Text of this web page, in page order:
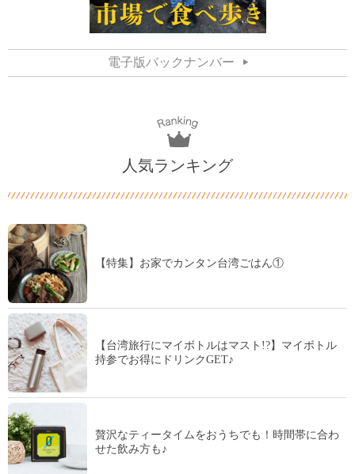
電子版バックナンバー
人気ランキング
【特集】お家でカンタン台湾ごはん①
【台湾旅行にマイボトルはマスト!?】マイボトル
持参でお得にドリンクGET♪
贅沢なティータイムをおうちでも！時間帯に合わ
せた飲み方も♪